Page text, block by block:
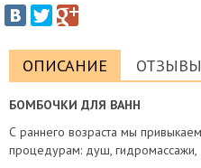
ОПИСАНИЕ
БОМБОЧКИ ДЛЯ ВАНН
С раннего возраста мы
процедурам: душ, гидромассажи,